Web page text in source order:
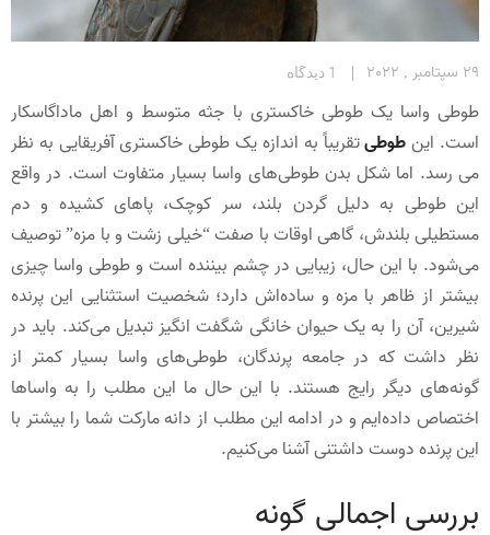
29 سپتامبر , 2022 1 دیدگاه
طوطی واسا یک طوطی خاکستری با جثه متوسط و اهل ماداگاسکار
است. اینطوطیتقریباً به ‌اندازه یک طوطی خاکستری آفریقایی به نظر
می رسد. اما شکل بدن طوطی‌های واسا بسیار متفاوت است. در واقع
این طوطی به دلیل گردن بلند، سر کوچک، پاهای کشیده و دم
مستطیلی بلندش، گاهی اوقات با صفت “خیلی زشت و با مزه” توصیف
می‌شود. با این ‌حال، زیبایی در چشم بیننده است و طوطی واسا چیزی
بیشتر از ظاهر با مزه و ساده‌اش دارد؛ شخصیت استثنایی این پرنده
شیرین، آن را به یک حیوان خانگی شگفت ‌انگیز تبدیل می‌کند. باید در
نظر داشت که در جامعه پرندگان، طوطی‌های واسا بسیار کمتر از
گونه‌های دیگر رایج هستند. با این حال ما این مطلب را به واساها
اختصاص داده‌ایم و در ادامه این مطلب از دانه مارکت شما را بیشتر با
این پرنده دوست داشتنی آشنا می‌کنیم.
بررسی اجمالی گونه